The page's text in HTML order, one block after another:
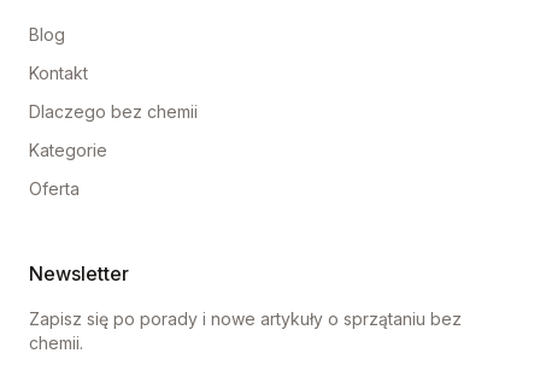
Blog
Kontakt
Dlaczego bez chemii
Kategorie
Oferta
Newsletter
Zapisz się po porady i nowe artykuły o sprzątaniu bez
chemii.